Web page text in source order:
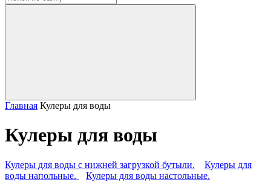
Главная Кулеры для воды
Кулеры для воды
Кулеры для воды с нижней загрузкой бутыли.
Кулеры для
воды напольные.
Кулеры для воды настольные.